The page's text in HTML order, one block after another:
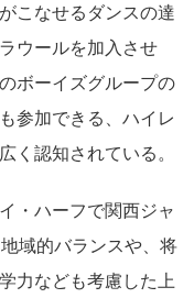
こなせるダンスの達
ウールを加入させ
ボーイズグループの
参加できる、ハイレ
く認知されている。
・ハーフで関西ジャ
域的バランスや、将
力なども考慮した上